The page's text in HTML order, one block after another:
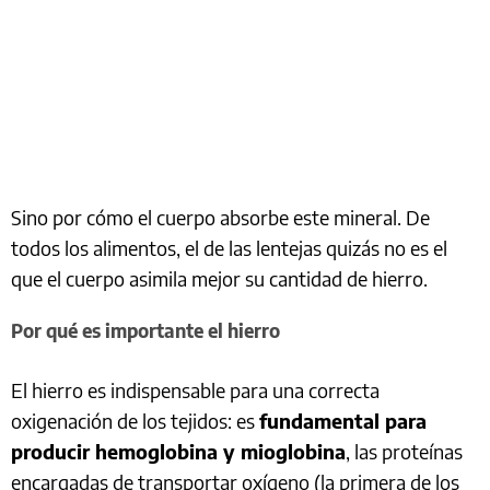
Sino por cómo el cuerpo absorbe este mineral. De
todos los alimentos, el de las lentejas quizás no es el
que el cuerpo asimila mejor su cantidad de hierro.
Por qué es importante el hierro
El hierro es indispensable para una correcta
oxigenación de los tejidos: esfundamental para
producir hemoglobina y mioglobina, las proteínas
encargadas de transportar oxígeno (la primera de los